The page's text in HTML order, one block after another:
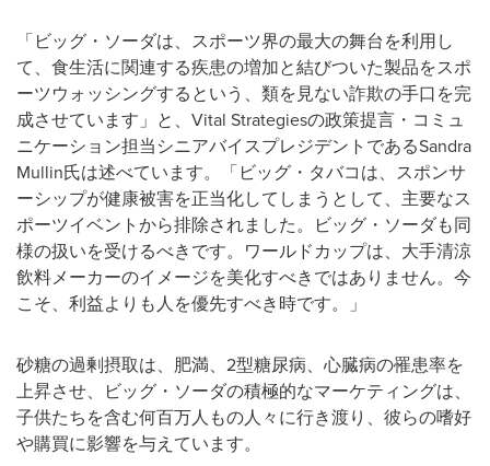
「ビッグ・ソーダは、スポーツ界の最大の舞台を利用し
て、食生活に関連する疾患の増加と結びついた製品をスポ
ーツウォッシングするという、類を見ない詐欺の手口を完
成させています」と、Vital Strategiesの政策提言・コミュ
ニケーション担当シニアバイスプレジデントであるSandra
Mullin氏は述べています。「ビッグ・タバコは、スポンサ
ーシップが健康被害を正当化してしまうとして、主要なス
ポーツイベントから排除されました。ビッグ・ソーダも同
様の扱いを受けるべきです。ワールドカップは、大手清涼
飲料メーカーのイメージを美化すべきではありません。今
こそ、利益よりも人を優先すべき時です。」
砂糖の過剰摂取は、肥満、2型糖尿病、心臓病の罹患率を
上昇させ、ビッグ・ソーダの積極的なマーケティングは、
子供たちを含む何百万人もの人々に行き渡り、彼らの嗜好
や購買に影響を与えています。